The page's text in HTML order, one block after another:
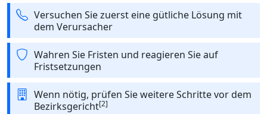
Versuchen Sie zuerst eine gütliche Lösung mit
dem Verursacher
Wahren Sie Fristen und reagieren Sie auf
Fristsetzungen
Wenn nötig, prüfen Sie weitere Schritte vor dem
Bezirksgericht[2]